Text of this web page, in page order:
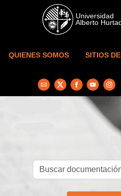
Skip to main content
QUIENES SOMOS SITIOS